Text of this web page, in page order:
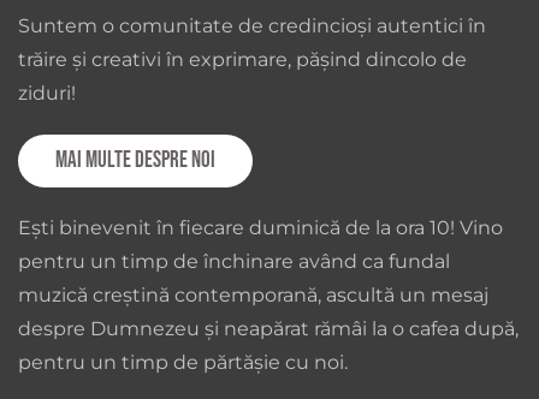
Suntem o comunitate de credincioși autentici în
trăire și creativi în exprimare, pășind dincolo de
ziduri!
Mai multe despre noi
Ești binevenit în fiecare duminică de la ora 10! Vino
pentru un timp de închinare având ca fundal
muzică creștină contemporană, ascultă un mesaj
despre Dumnezeu și neapărat rămâi la o cafea după,
pentru un timp de părtășie cu noi.